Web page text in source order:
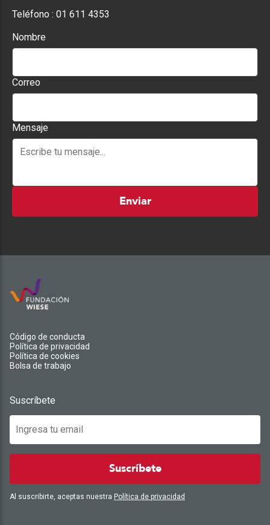
Teléfono : 01 611 4353
Nombre
Correo
Mensaje
Enviar
Código de conducta
Política de privacidad
Política de cookies
Bolsa de trabajo
Suscríbete
Suscríbete
Al suscribirte, aceptas nuestra Política de privacidad